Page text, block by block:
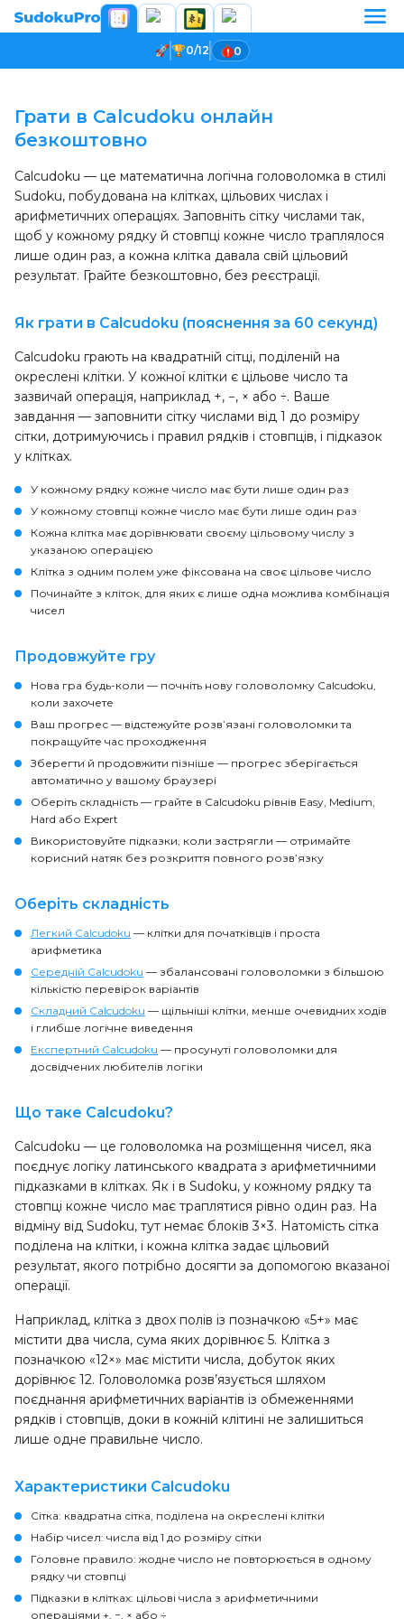
0/12 0
Грати в Calcudoku онлайн
безкоштовно
Calcudoku — це математична логічна головоломка в стилі
Sudoku, побудована на клітках, цільових числах і
арифметичних операціях. Заповніть сітку числами так,
щоб у кожному рядку й стовпці кожне число траплялося
лише один раз, а кожна клітка давала свій цільовий
результат. Грайте безкоштовно, без реєстрації.
Як грати в Calcudoku (пояснення за 60 секунд)
Calcudoku грають на квадратній сітці, поділеній на
окреслені клітки. У кожної клітки є цільове число та
зазвичай операція, наприклад +, −, × або ÷. Ваше
завдання — заповнити сітку числами від 1 до розміру
сітки, дотримуючись і правил рядків і стовпців, і підказок
у клітках.
У кожному рядку кожне число має бути лише один раз
У кожному стовпці кожне число має бути лише один раз
Кожна клітка має дорівнювати своєму цільовому числу з
указаною операцією
Клітка з одним полем уже фіксована на своє цільове число
Починайте з кліток, для яких є лише одна можлива комбінація
чисел
Продовжуйте гру
Нова гра будь-коли — почніть нову головоломку Calcudoku,
коли захочете
Ваш прогрес — відстежуйте розв’язані головоломки та
покращуйте час проходження
Зберегти й продовжити пізніше — прогрес зберігається
автоматично у вашому браузері
Оберіть складність — грайте в Calcudoku рівнів Easy, Medium,
Hard або Expert
Використовуйте підказки, коли застрягли — отримайте
корисний натяк без розкриття повного розв’язку
Оберіть складність
Легкий Calcudoku — клітки для початківців і проста
арифметика
Середній Calcudoku — збалансовані головоломки з більшою
кількістю перевірок варіантів
Складний Calcudoku — щільніші клітки, менше очевидних ходів
і глибше логічне виведення
Експертний Calcudoku — просунуті головоломки для
досвідчених любителів логіки
Що таке Calcudoku?
Calcudoku — це головоломка на розміщення чисел, яка
поєднує логіку латинського квадрата з арифметичними
підказками в клітках. Як і в Sudoku, у кожному рядку та
стовпці кожне число має траплятися рівно один раз. На
відміну від Sudoku, тут немає блоків 3×3. Натомість сітка
поділена на клітки, і кожна клітка задає цільовий
результат, якого потрібно досягти за допомогою вказаної
операції.
Наприклад, клітка з двох полів із позначкою «5+» має
містити два числа, сума яких дорівнює 5. Клітка з
позначкою «12×» має містити числа, добуток яких
дорівнює 12. Головоломка розв’язується шляхом
поєднання арифметичних варіантів із обмеженнями
рядків і стовпців, доки в кожній клітині не залишиться
лише одне правильне число.
Характеристики Calcudoku
Сітка: квадратна сітка, поділена на окреслені клітки
Набір чисел: числа від 1 до розміру сітки
Головне правило: жодне число не повторюється в одному
рядку чи стовпці
Підказки в клітках: цільові числа з арифметичними
операціями +, −, × або ÷